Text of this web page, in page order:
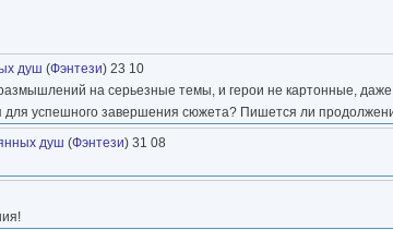
душ (Фэнтези) 23 10
на серьезные темы, и герои не картонные,
для успешного завершения сюжета? Пишется ли
душ (Фэнтези) 31 08